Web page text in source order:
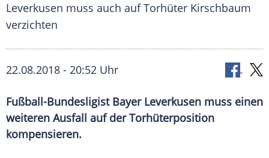
Leverkusen muss auch auf Torhüter Kirschbaum
verzichten
22.08.2018 - 20:52 Uhr
Fußball-Bundesligist Bayer Leverkusen muss einen
weiteren Ausfall auf der Torhüterposition
kompensieren.